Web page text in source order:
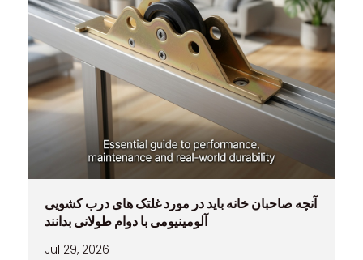
آنچه صاحبان خانه باید در مورد غلتک های درب کشویی
آلومینیومی با دوام طولانی بدانند
Jul 29, 2026